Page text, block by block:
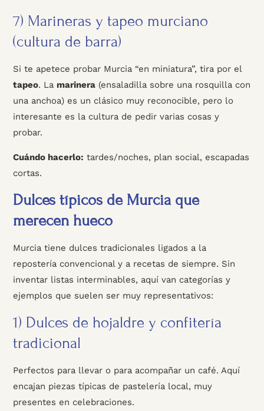
7) Marineras y tapeo murciano
(cultura de barra)
Si te apetece probar Murcia “en miniatura”, tira por el
tapeo. La marinera (ensaladilla sobre una rosquilla con
una anchoa) es un clásico muy reconocible, pero lo
interesante es la cultura de pedir varias cosas y
probar.
Cuándo hacerlo: tardes/noches, plan social, escapadas
cortas.
Dulces típicos de Murcia que
merecen hueco
Murcia tiene dulces tradicionales ligados a la
repostería convencional y a recetas de siempre. Sin
inventar listas interminables, aquí van categorías y
ejemplos que suelen ser muy representativos:
1) Dulces de hojaldre y confitería
tradicional
Perfectos para llevar o para acompañar un café. Aquí
encajan piezas típicas de pastelería local, muy
presentes en celebraciones.